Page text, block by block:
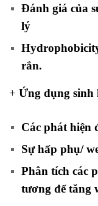
Đánh giá của
lý
rắn.
+ Ứng dụng sinh
Các phát hiện
Sự hấp phụ/
Phân tích các
tương để tăng